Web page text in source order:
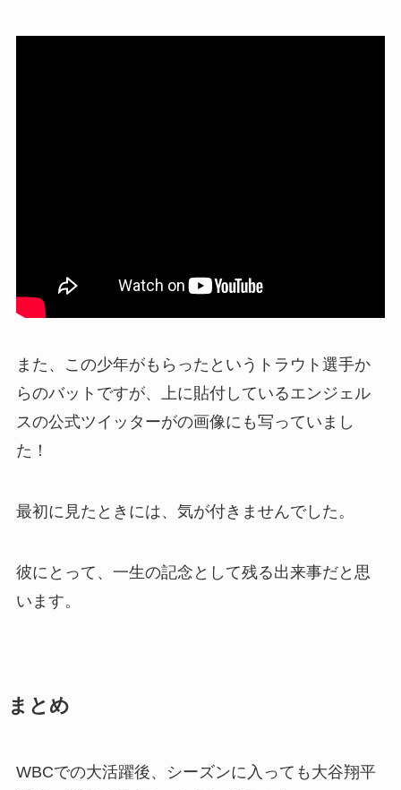
また、この少年がもらったというトラウト選手か
らのバットですが、上に貼付しているエンジェル
スの公式ツイッターがの画像にも写っていまし
た！
最初に見たときには、気が付きませんでした。
彼にとって、一生の記念として残る出来事だと思
います。
まとめ
WBCでの大活躍後、シーズンに入っても大谷翔平